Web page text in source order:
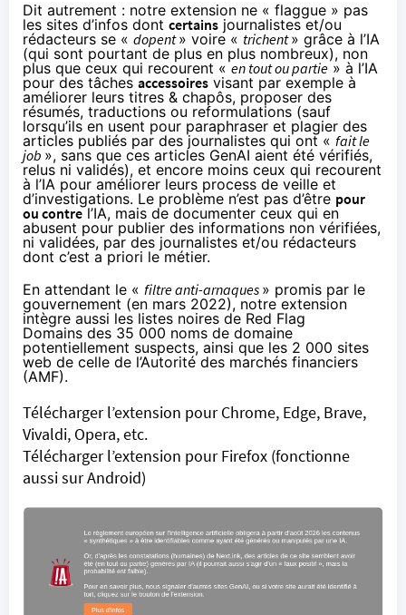
Dit autrement : notre extension ne « flaggue » pas
les sites d’infos dont certains journalistes et/ou
rédacteurs se « dopent» voire « trichent» grâce à l’IA
(qui sont pourtant de plus en plus nombreux), non
plus que ceux qui recourent «en tout ou partie » à l’IA
pour des tâches accessoires visant par exemple à
améliorer leurs titres & chapôs, proposer des
résumés, traductions ou reformulations (sauf
lorsqu’ils en usent pour paraphraser et plagier des
articles publiés par des journalistes qui ont « fait le
job », sans que ces articles GenAI aient été vérifiés,
relus ni validés), et encore moins ceux qui recourent
à l’IA pour améliorer leurs process de veille et
d’investigations. Le problème n’est pas d’être pour
ou contrel’IA, mais de documenter ceux qui en
abusent pour publier des informations non vérifiées,
ni validées, par des journalistes et/ou rédacteurs
dont c’est a priori le métier.
En attendant le « filtre anti-arnaques » promis par le
gouvernement (en mars 2022), notre extension
intègre aussi les listes noires de Red Flag
Domains des 35 000 noms de domaine
potentiellement suspects, ainsi que les 2 000 sites
web de celle de l’Autorité des marchés financiers
(AMF).
Télécharger l’extension pour Chrome, Edge, Brave,
Vivaldi, Opera, etc.
Télécharger l’extension pour Firefox (fonctionne
aussi sur Android)